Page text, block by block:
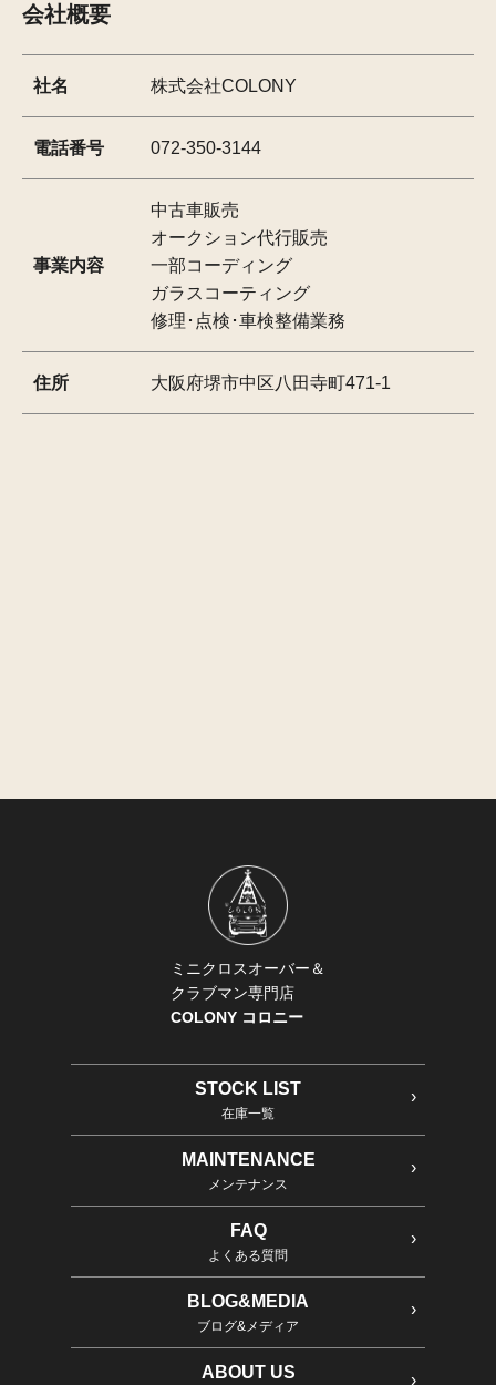
会社概要
社名 株式会社COLONY
電話番号 072-350-3144
事業内容
中古車販売
オークション代行販売
一部コーディング
ガラスコーティング
修理･点検･車検整備業務
住所 大阪府堺市中区八田寺町471-1
ミニクロスオーバー＆
クラブマン専門店
COLONY コロニー
STOCK LIST
在庫一覧
MAINTENANCE
メンテナンス
FAQ
よくある質問
BLOG&MEDIA
ブログ&メディア
ABOUT US